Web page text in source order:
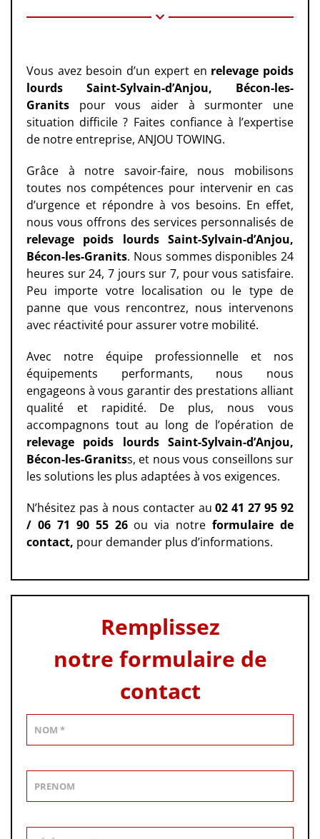
Vous avez besoin d’un expert en relevage poids
lourds Saint-Sylvain-d’Anjou, Bécon-les-
Granits pour vous aider à surmonter une
situation difficile ? Faites confiance à l’expertise
de notre entreprise, ANJOU TOWING.
Grâce à notre savoir-faire, nous mobilisons
toutes nos compétences pour intervenir en cas
d’urgence et répondre à vos besoins. En effet,
nous vous offrons des services personnalisés de
relevage poids lourdsSaint-Sylvain-d’Anjou,
Bécon-les-Granits. Nous sommes disponibles 24
heures sur 24, 7 jours sur 7, pour vous satisfaire.
Peu importe votre localisation ou le type de
panne que vous rencontrez, nous intervenons
avec réactivité pour assurer votre mobilité.
Avec notre équipe professionnelle et nos
équipements performants, nous nous
engageons à vous garantir des prestations alliant
qualité et rapidité. De plus, nous vous
accompagnons tout au long de l’opération de
relevage poids lourds Saint-Sylvain-d’Anjou,
Bécon-les-Granitss, et nous vous conseillons sur
les solutions les plus adaptées à vos exigences.
N’hésitez pas à nous contacter au02 41 27 95 92
/ 06 71 90 55 26ou via notreformulaire de
contact, pour demander plus d’informations.
Remplissez
notre formulaire de
contact